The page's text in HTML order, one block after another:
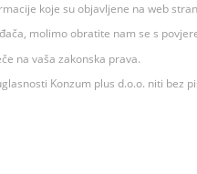
koje su objavljene na web
molimo obratite nam se s
na vaša zakonska prava.
Konzum plus d.o.o. niti bez